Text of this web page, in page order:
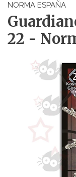
NORMA ESPAÑA
22 -